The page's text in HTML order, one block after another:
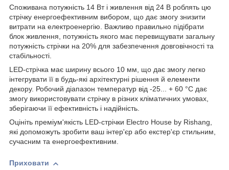
Споживана потужність 14 Вт і живлення від 24 В роблять цю
стрічку енергоефективним вибором, що дає змогу знизити
витрати на електроенергію. Важливо правильно підібрати
блок живлення, потужність якого має перевищувати загальну
потужність стрічки на 20% для забезпечення довговічності та
стабільності.
LED-стрічка має ширину всього 10 мм, що дає змогу легко
інтегрувати її в будь-які архітектурні рішення й елементи
декору. Робочий діапазон температур від -25... + 60 °C дає
змогу використовувати стрічку в різних кліматичних умовах,
зберігаючи її ефективність і надійність.
Оцініть преміум'якість LED-стрічки Electro House by Rishang,
які допоможуть зробити ваш інтер'єр або екстер'єр стильним,
сучасним та енергоефективним.
Приховати